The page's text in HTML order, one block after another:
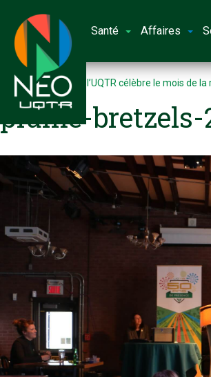
Santé Affaires
Accueil En mars : l’UQTR célèbre le mois de
plume-bretzels-